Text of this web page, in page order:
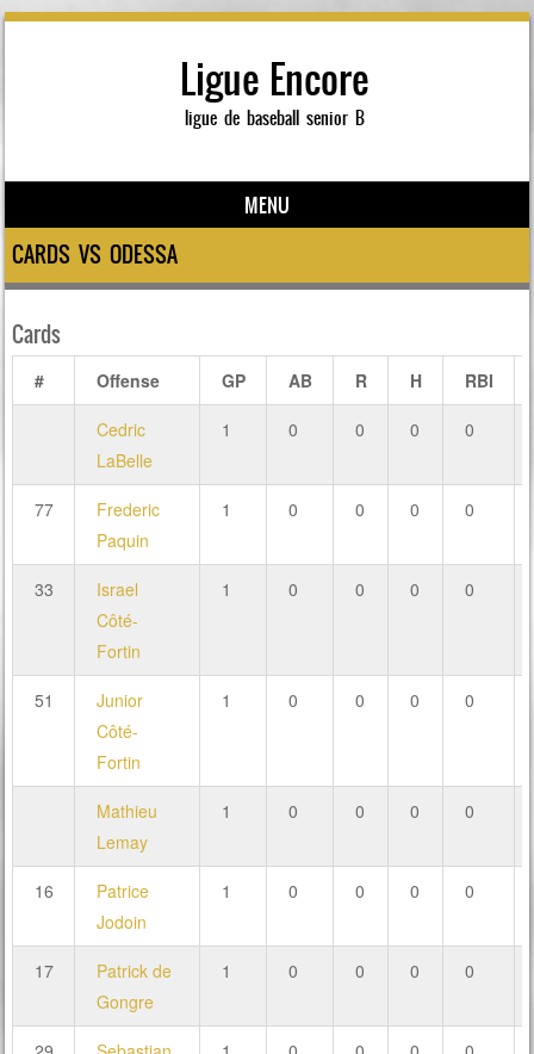
Ligue Encore
ligue de baseball senior B
MENU
Skip to content
CARDS VS ODESSA
Cards
# Offense GP AB R H RBI
Cedric
LaBelle
1 0 0 0 0
77
Frederic
Paquin
1 0 0 0 0
33
Israel
Côté-
Fortin
1 0 0 0 0
51
Junior
Côté-
Fortin
1 0 0 0 0
Mathieu
Lemay
1 0 0 0 0
16
Patrice
Jodoin
1 0 0 0 0
17
Patrick de
Gongre
1 0 0 0 0